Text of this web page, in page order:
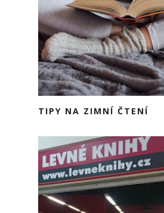
TIPY NA ZIMNÍ ČTENÍ